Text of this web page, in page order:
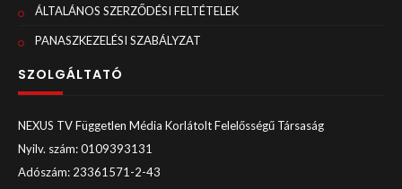
ÁLTALÁNOS SZERZŐDÉSI FELTÉTELEK
PANASZKEZELÉSI SZABÁLYZAT
SZOLGÁLTATÓ
NEXUS TV Független Média Korlátolt Felelősségű Társaság
Nyilv. szám: 0109393131
Adószám: 23361571-2-43